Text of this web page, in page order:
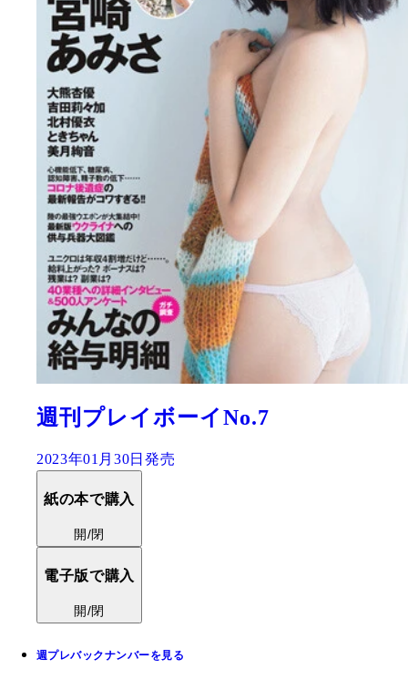
週刊プレイボーイNo.7
2023年01月30日発売
紙の本で購入
開/閉
電子版で購入
開/閉
週プレバックナンバーを見る